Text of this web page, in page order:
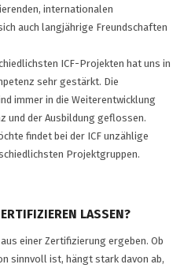
internationalen
auch langjährige Freundschaften
ICF-Projekten hat uns in
sehr gestärkt. Die
immer in die Weiterentwicklung
und der Ausbildung geflossen.
findet bei der ICF unzählige
Projektgruppen.
LASSEN?
einer Zertifizierung ergeben. Ob
sinnvoll ist, hängt stark davon ab,